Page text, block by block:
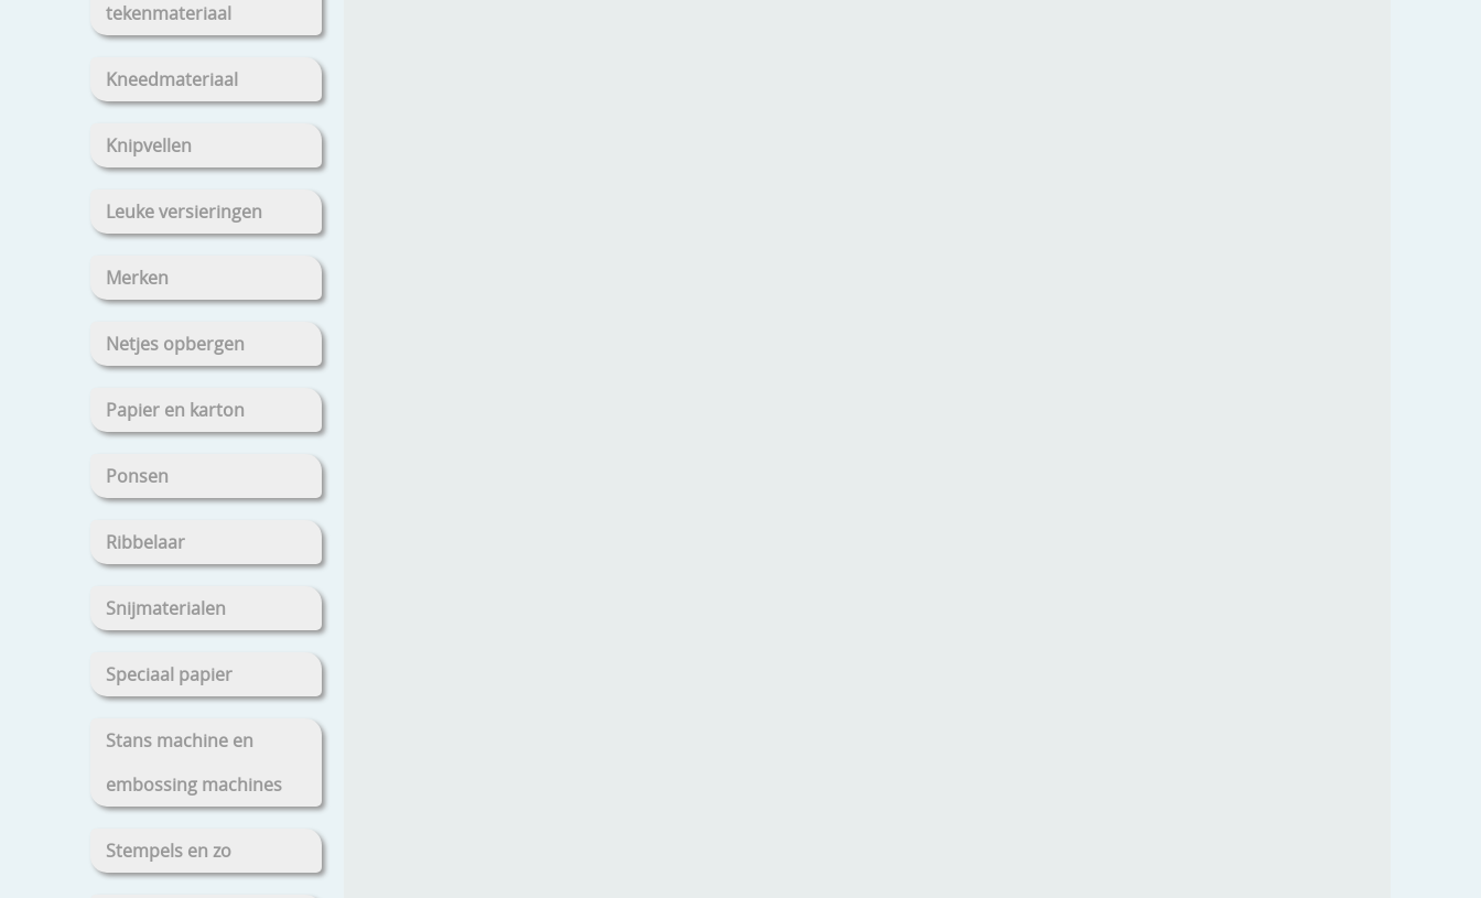
tekenmateriaal
Kneedmateriaal
Knipvellen
Leuke versieringen
Merken
Netjes opbergen
Papier en karton
Ponsen
Ribbelaar
Snijmaterialen
Speciaal papier
Stans machine en
embossing machines
Stempels en zo